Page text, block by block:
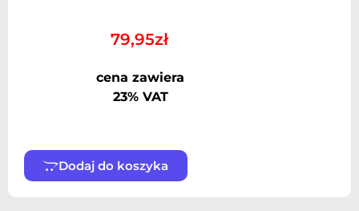
79,95zł
cena zawiera
23% VAT
Dodaj do koszyka